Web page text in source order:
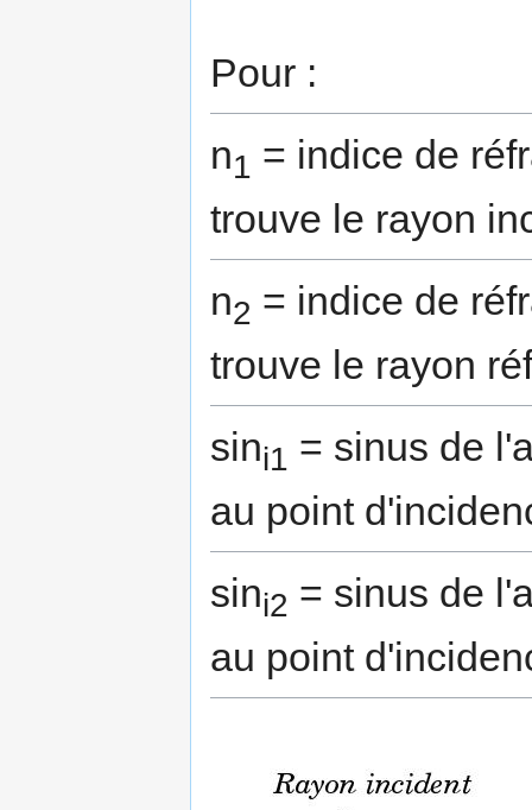
Pour :
n1 = indice de
trouve le rayon
n2 = indice de
trouve le rayon
sini1 = sinus de
au point
sini2 = sinus de
au point